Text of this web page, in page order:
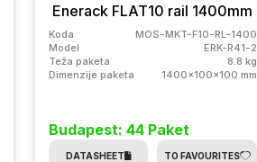
Enerack FLAT10 rail 1400mm
Koda
MOS-MKT-F10-RL-1400
Model
ERK-R41-2
Teža paketa
8.8 kg
Dimenzije paketa
1400x100x100 mm
Budapest: 44 Paket
DATASHEET TO FAVOURITES